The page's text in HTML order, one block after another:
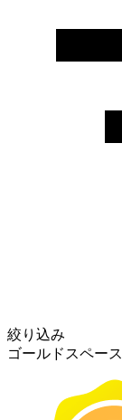
絞り込み
ゴールドスペース